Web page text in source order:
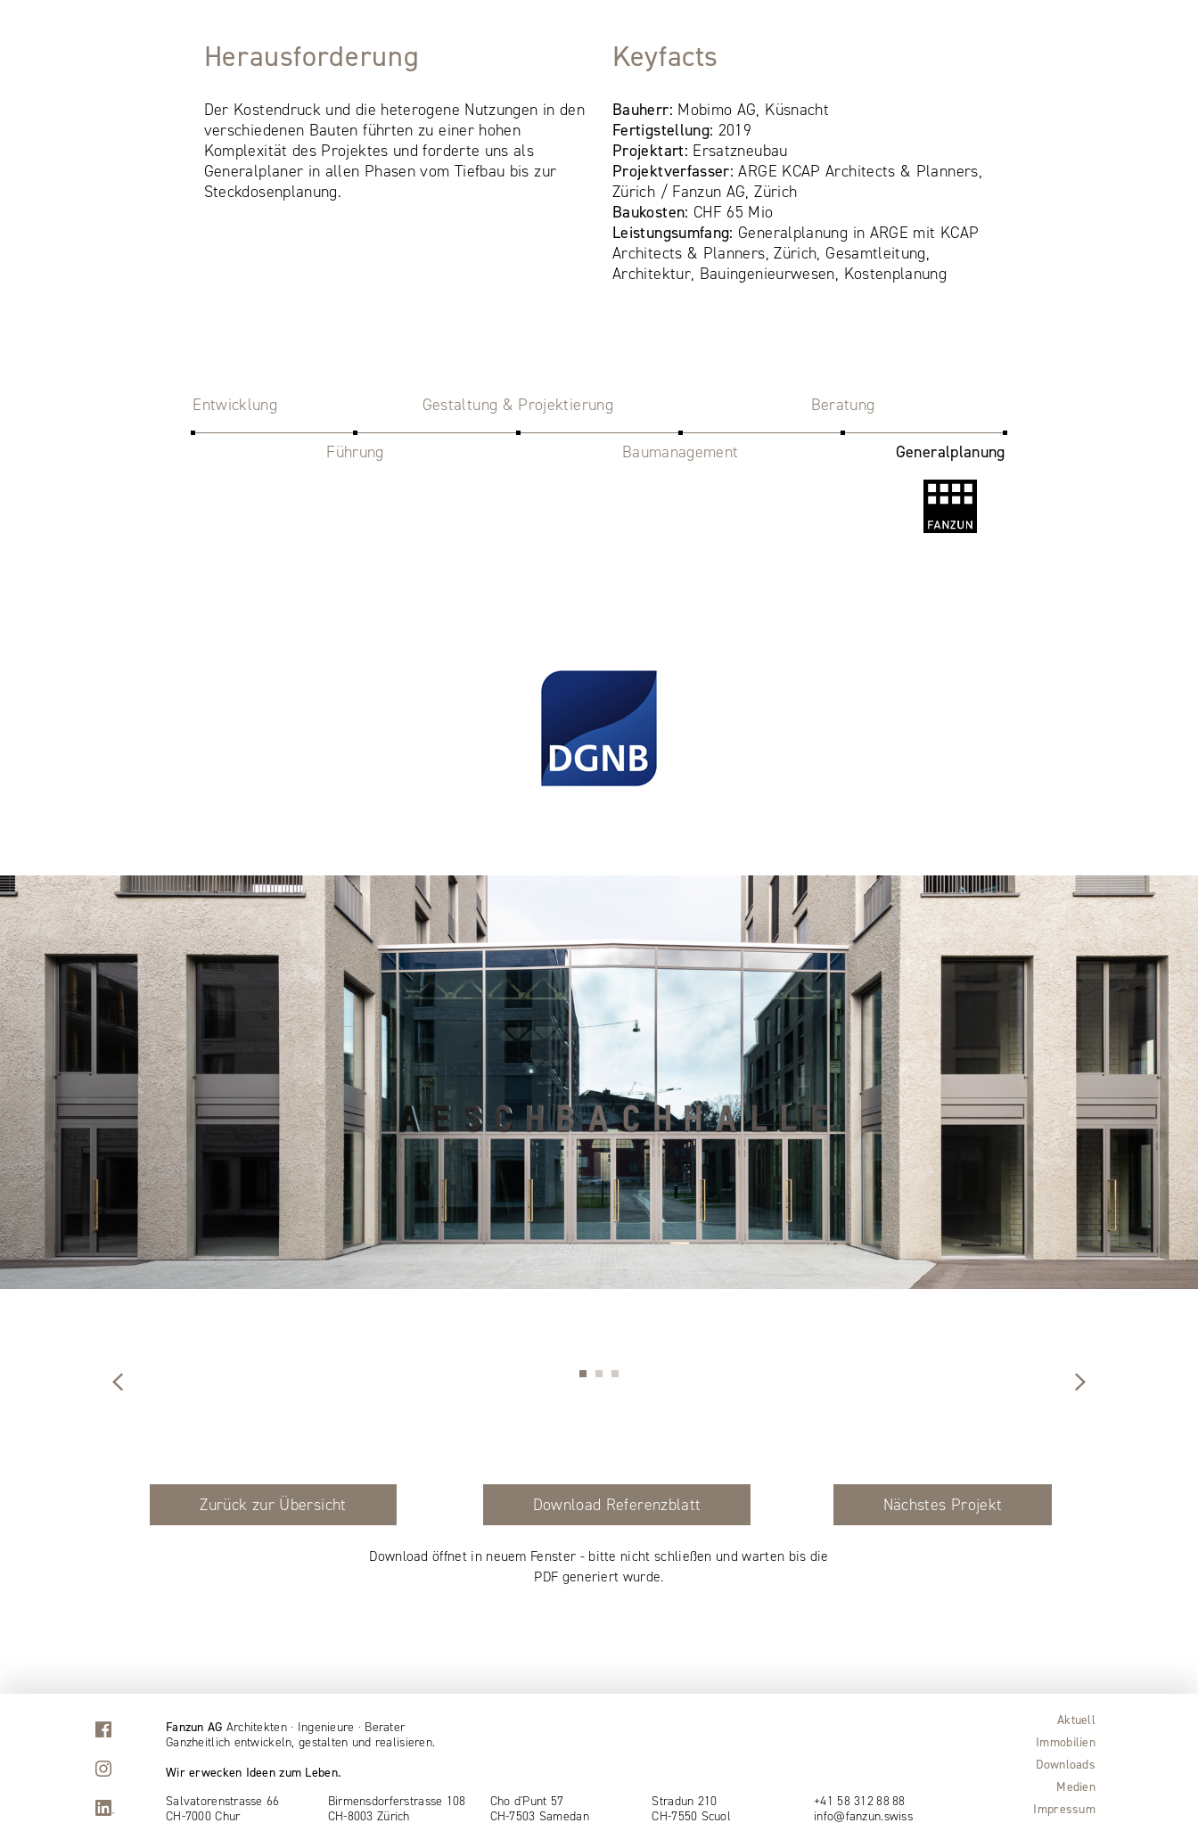
Herausforderung
Der Kostendruck und die heterogene Nutzungen in den
verschiedenen Bauten führten zu einer hohen
Komplexität des Projektes und forderte uns als
Generalplaner in allen Phasen vom Tiefbau bis zur
Steckdosenplanung.
Keyfacts
Bauherr: Mobimo AG, Küsnacht
Fertigstellung: 2019
Projektart: Ersatzneubau
Projektverfasser:ARGE KCAP Architects & Planners,
Zürich / Fanzun AG, Zürich
Baukosten: CHF 65 Mio
Leistungsumfang: Generalplanung in ARGE mit KCAP
Architects & Planners, Zürich, Gesamtleitung,
Architektur, Bauingenieurwesen, Kostenplanung
Entwicklung
Führung
Gestaltung & Projektierung
Baumanagement
Beratung
Generalplanung
Zurück zur Übersicht Download Referenzblatt Nächstes Projekt
Download öffnet in neuem Fenster - bitte nicht schließen und warten bis die
PDF generiert wurde.
Fanzun AG Architekten · Ingenieure · Berater
Ganzheitlich entwickeln, gestalten und realisieren.
Wir erwecken Ideen zum Leben.
Salvatorenstrasse 66
CH-7000 Chur
Birmensdorferstrasse 108
CH-8003 Zürich
Cho d'Punt 57
CH-7503 Samedan
Stradun 210
CH-7550 Scuol
+41 58 312 88 88
info@fanzun.swiss
Aktuell
Immobilien
Downloads
Medien
Impressum